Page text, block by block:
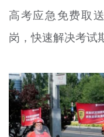
文明评论
北京宣传文化引导
宣传思想文化人才
专题
资料库
高考应急免费取
岗，快速解决考试